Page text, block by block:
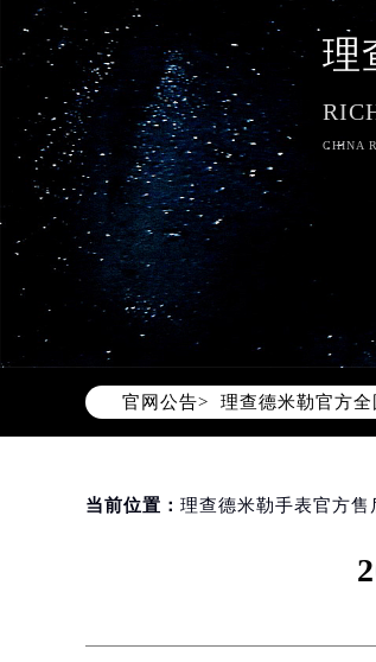
理
CHINA
官网公告>
2026年8月理查
2026年8月理查
理查德米勒官方
2026年8月理查德
北京市东城区东
上海市徐汇区虹
当前位置： 理查德米勒手表官方售